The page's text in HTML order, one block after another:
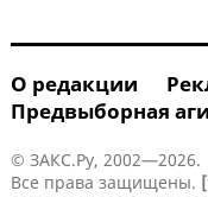
О редакции
Предвыборная
© ЗАКС.Ру, 2002—2026.
Все права защищены.